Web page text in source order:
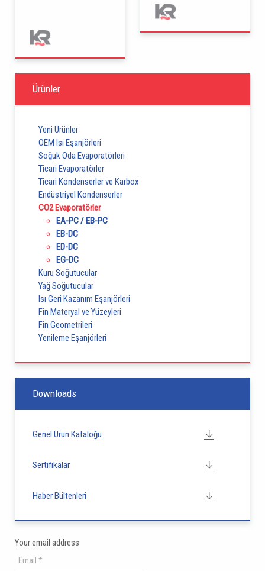
Ürünler
Yeni Ürünler
OEM Isı Eşanjörleri
Soğuk Oda Evaporatörleri
Ticari Evaporatörler
Ticari Kondenserler ve Karbox
Endüstriyel Kondenserler
CO2 Evaporatörler
EA-PC / EB-PC
EB-DC
ED-DC
EG-DC
Kuru Soğutucular
Yağ Soğutucular
Isı Geri Kazanım Eşanjörleri
Fin Materyal ve Yüzeyleri
Fin Geometrileri
Yenileme Eşanjörleri
Downloads
Genel Ürün Kataloğu
Sertifikalar
Haber Bültenleri
Your email address